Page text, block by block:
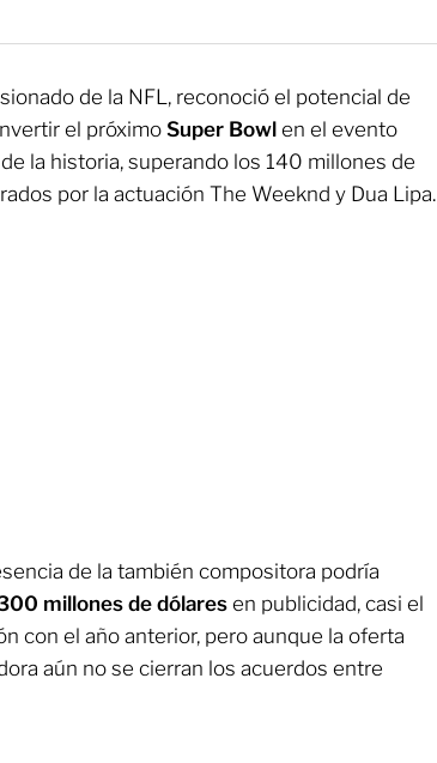
de la NFL, reconoció el potencial de
el próximoSuper Bowl en el evento
la historia, superando los 140 millones de
por la actuación The Weeknd y Dua Lipa.
de la también compositora podría
millones de dólares en publicidad, casi el
con el año anterior, pero aunque la oferta
aún no se cierran los acuerdos entre